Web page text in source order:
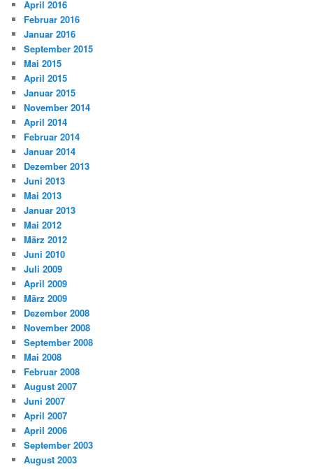
April 2016
Februar 2016
Januar 2016
September 2015
Mai 2015
April 2015
Januar 2015
November 2014
April 2014
Februar 2014
Januar 2014
Dezember 2013
Juni 2013
Mai 2013
Januar 2013
Mai 2012
März 2012
Juni 2010
Juli 2009
April 2009
März 2009
Dezember 2008
November 2008
September 2008
Mai 2008
Februar 2008
August 2007
Juni 2007
April 2007
April 2006
September 2003
August 2003